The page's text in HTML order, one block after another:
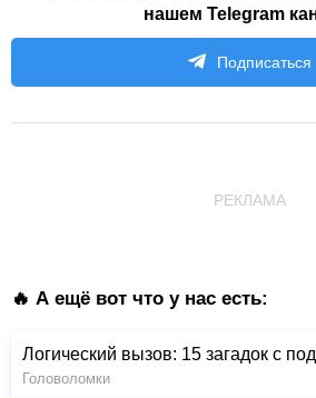
нашем Telegram
Подписаться
РЕКЛАМА
🔥 А ещё вот что у нас есть:
Логический вызов: 15 загадок с
Головоломки